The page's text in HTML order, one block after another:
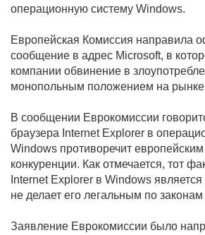
операционную систему Windows.
Европейская Комиссия направила
сообщение в адрес Microsoft, в
компании обвинение в
монопольным положением на
В сообщении Еврокомиссии
браузера Internet Explorer в
Windows противоречит
конкуренции. Как отмечается, тот
Internet Explorer в Windows
не делает его легальным по
Заявление Еврокомиссии было